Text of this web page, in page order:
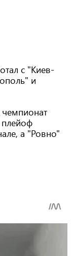
с "Киев-
и
а "Ровно"